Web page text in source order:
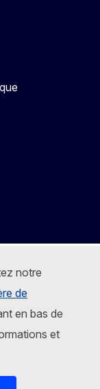
notre
de
en bas de
et